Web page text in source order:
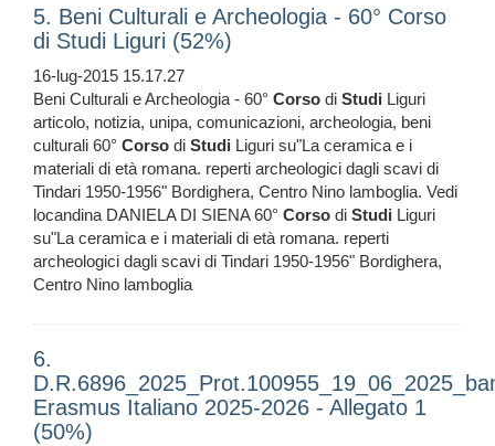
5. Beni Culturali e Archeologia - 60° Corso
di Studi Liguri (52%)
16-lug-2015 15.17.27
Beni Culturali e Archeologia - 60° Corso di Studi Liguri
articolo, notizia, unipa, comunicazioni, archeologia, beni
culturali 60° Corso di Studi Liguri su"La ceramica e i
materiali di età romana. reperti archeologici dagli scavi di
Tindari 1950-1956" Bordighera, Centro Nino lamboglia. Vedi
locandina DANIELA DI SIENA 60° Corso di Studi Liguri
su"La ceramica e i materiali di età romana. reperti
archeologici dagli scavi di Tindari 1950-1956" Bordighera,
Centro Nino lamboglia
6.
Erasmus Italiano 2025-2026 - Allegato 1
(50%)